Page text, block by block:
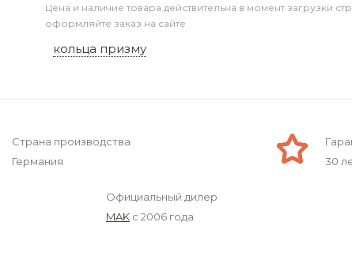
Цена и наличие товара действительна в момент загрузки
оформляйте заказ на сайте.
кольца призму
Страна производства
Германия
30
Официальный дилер
MAK с 2006 года